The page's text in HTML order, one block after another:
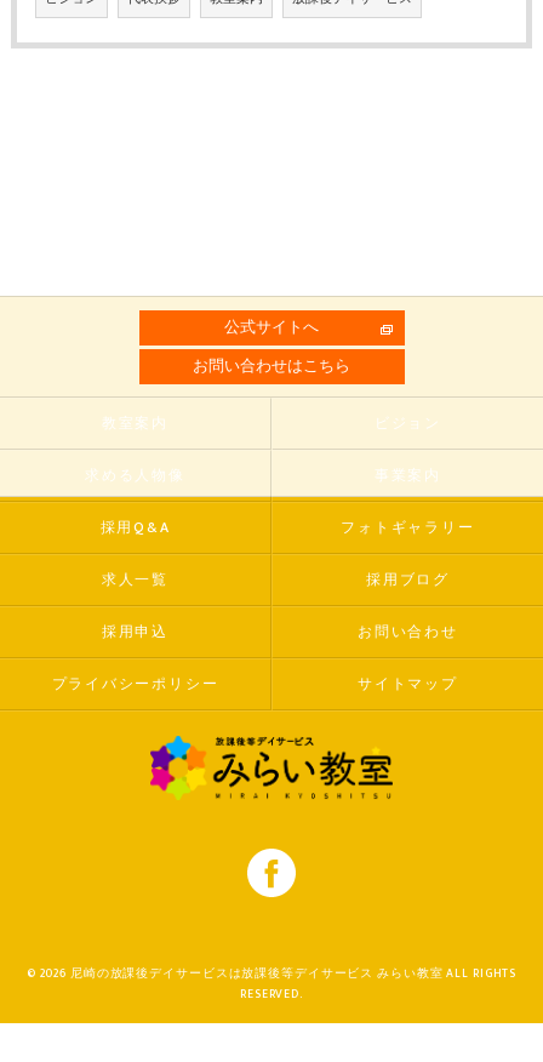
公式サイトへ
お問い合わせはこちら
教室案内 ビジョン
求める人物像 事業案内
採用Q&A フォトギャラリー
求人一覧 採用ブログ
採用申込 お問い合わせ
プライバシーポリシー サイトマップ
© 2026 尼崎の放課後デイサービスは放課後等デイサービス みらい教室 ALL RIGHTS
RESERVED.